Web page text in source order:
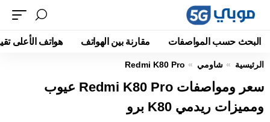
البحث حسب المواصفات مقارنة بين الهواتف هواتف الأعلى
الرئيسية شاومي Redmi K80 Pro
سعر ومواصفات Redmi K80 Pro عيوب
ومميزات ريدمي K80 برو